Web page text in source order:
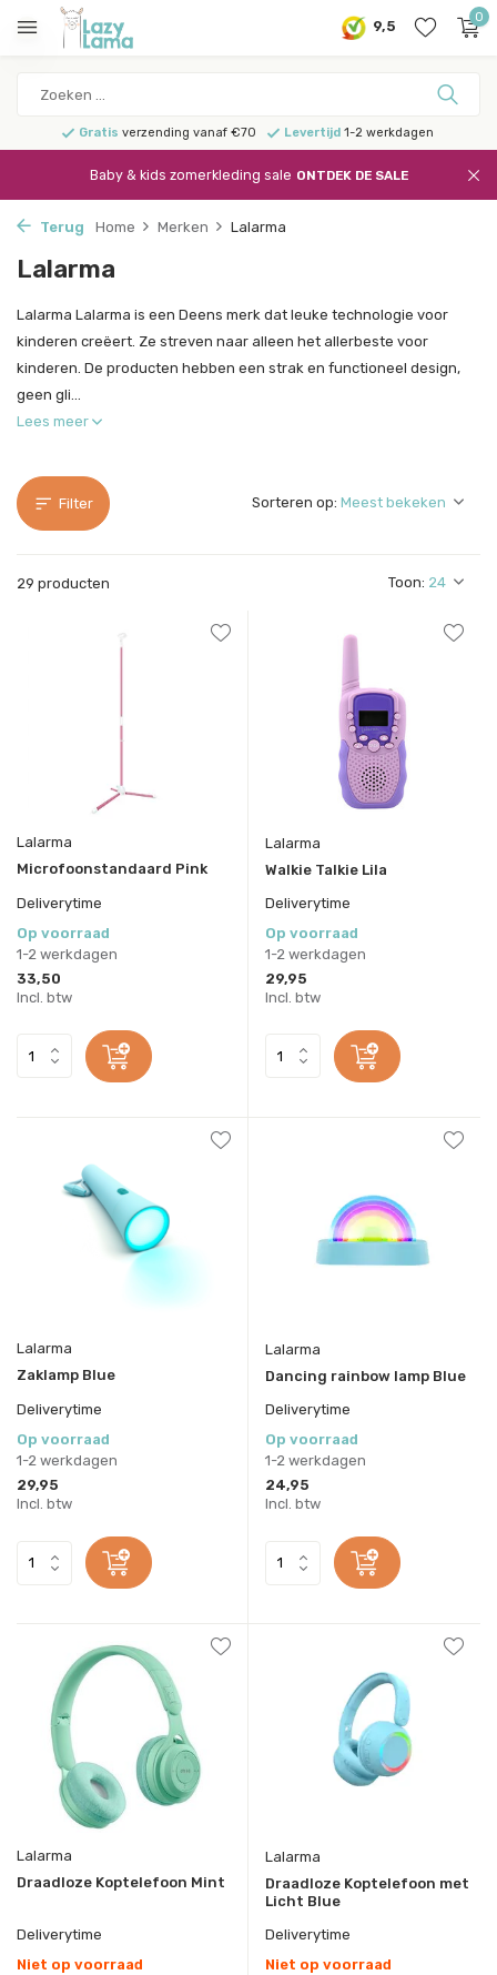
9,5
0
Gratis verzending vanaf €70 Levertijd1-2 werkdagen
Baby & kids zomerkleding sale ONTDEK DE SALE
Terug Home Merken Lalarma
Lalarma
Lalarma Lalarma is een Deens merk dat leuke technologie voor
kinderen creëert. Ze streven naar alleen het allerbeste voor
kinderen. De producten hebben een strak en functioneel design,
geen gli...
Lees meer
Filter
29 producten Toon:
Sorteren op:
Lalarma
Microfoonstandaard Pink
Deliverytime
Op voorraad
1-2 werkdagen
33,50
Incl. btw
Lalarma
Walkie Talkie Lila
Deliverytime
Op voorraad
1-2 werkdagen
29,95
Incl. btw
Lalarma
Zaklamp Blue
Deliverytime
Op voorraad
1-2 werkdagen
29,95
Incl. btw
Lalarma
Dancing rainbow lamp Blue
Deliverytime
Op voorraad
1-2 werkdagen
24,95
Incl. btw
Lalarma
Draadloze Koptelefoon Mint
Deliverytime
Niet op voorraad
Lalarma
Draadloze Koptelefoon met
Licht Blue
Deliverytime
Niet op voorraad